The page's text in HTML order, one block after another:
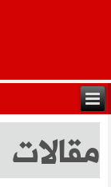
مقالات